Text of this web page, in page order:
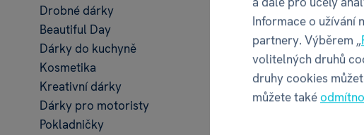
Drobné dárky
Beautiful Day
Dárky do kuchyně
Kosmetika
Kreativní dárky
Dárky pro motoristy
Pokladničky
399 Kč 359
skladem
Informace o užívání
partnery. Výběrem „
volitelných druhů
druhy cookies
můžete také